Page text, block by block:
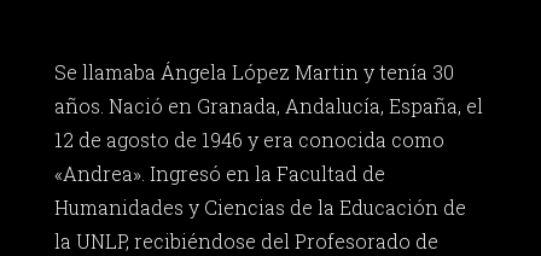
Se llamaba Ángela López Martin y tenía 30
años. Nació en Granada, Andalucía, España, el
12 de agosto de 1946 y era conocida como
«Andrea». Ingresó en la Facultad de
Humanidades y Ciencias de la Educación de
la UNLP, recibiéndose del Profesorado de